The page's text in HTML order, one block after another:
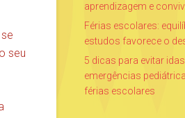
seu
aprendizagem e
Férias escolares:
estudos favorece o
5 dicas para evitar
emergências
férias escolares